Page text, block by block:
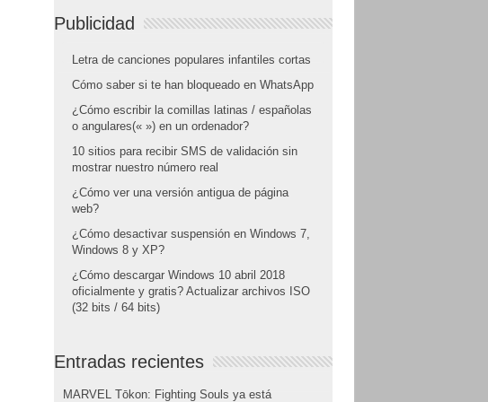
Publicidad
Letra de canciones populares infantiles cortas
Cómo saber si te han bloqueado en WhatsApp
¿Cómo escribir la comillas latinas / españolas
o angulares(« ») en un ordenador?
10 sitios para recibir SMS de validación sin
mostrar nuestro número real
¿Cómo ver una versión antigua de página
web?
¿Cómo desactivar suspensión en Windows 7,
Windows 8 y XP?
¿Cómo descargar Windows 10 abril 2018
oficialmente y gratis? Actualizar archivos ISO
(32 bits / 64 bits)
Entradas recientes
MARVEL Tōkon: Fighting Souls ya está